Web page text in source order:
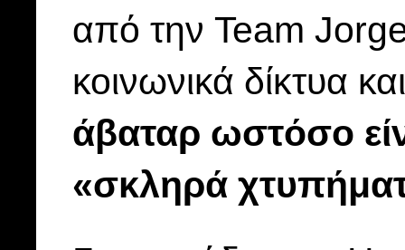
από την Team
κοινωνικά δίκτυα
άβαταρ ωστόσο
«σκληρά